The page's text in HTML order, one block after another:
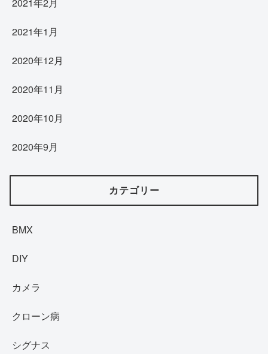
2021年2月
2021年1月
2020年12月
2020年11月
2020年10月
2020年9月
カテゴリー
BMX
DIY
カメラ
クローン病
シグナス